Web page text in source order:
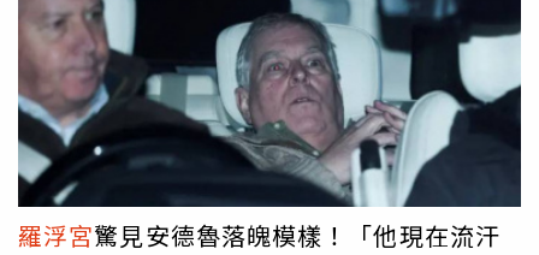
的交響人生》在高雄衛武營國家藝術文化中心舉辦首映會，
帶領觀眾走進已故國際建築聲學大師徐亞英的世界。（圖／
牽猴子提供）《讓建築歌唱～徐亞英的交響人生》由導演楊
守義歷時多年拍攝，提到徐亞英不只是研究「聲音」的工程
師，而是帶領人們重新「聽見」世界的人。徐亞英生前總
說：「聲音不是科技的附屬品，而是人類感知世界的方
式。」導演楊守義也提到徐亞英對於自己作品的熱衷程度：
「徐亞英老師曾經看著自己的建築，一直往後退一直往後
羅浮宮驚見安德魯落魄模樣！「他現在流汗